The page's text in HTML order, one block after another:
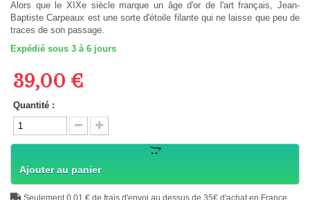
Alors que le XIXe siècle marque un âge d'or de l'art français, Jean-
Baptiste Carpeaux est une sorte d'étoile filante qui ne laisse que peu de
traces de son passage.
Expédié sous 3 à 6 jours
39,00 €
Quantité :
Ajouter au panier
Seulement 0,01 € de frais d'envoi au dessus de 35€ d'achat en France